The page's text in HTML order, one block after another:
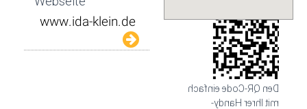
Den QR-Code einfach
mit Ihrer Handy-